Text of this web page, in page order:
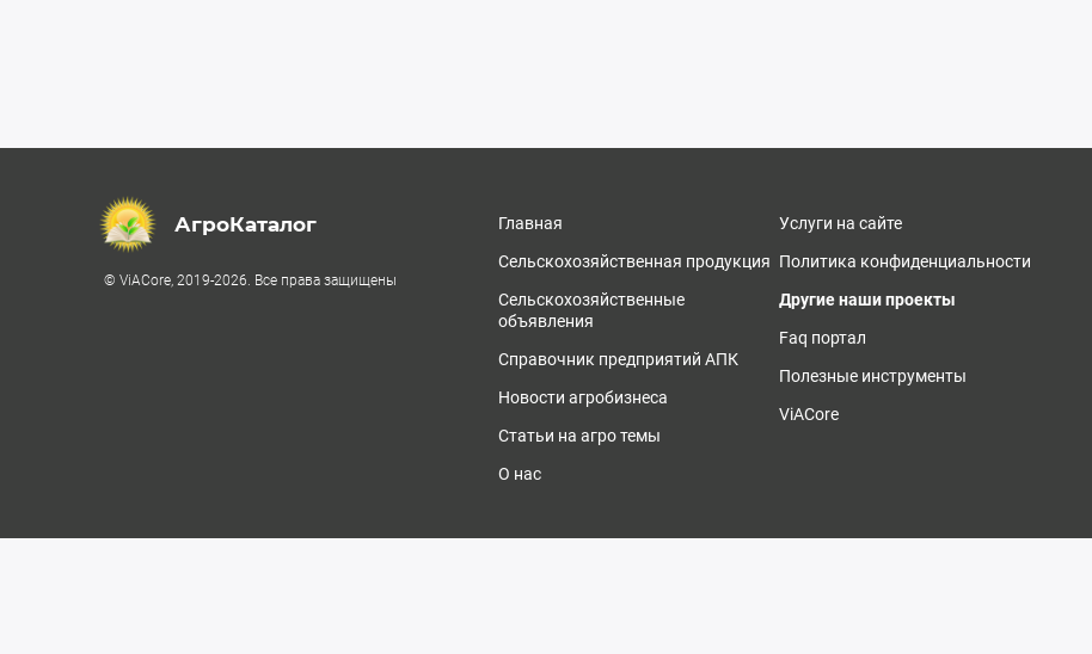
АгроКаталог
© ViACore, 2019-2026. Все права защищены
Главная
Сельскохозяйственная продукция
Сельскохозяйственные
объявления
Справочник предприятий АПК
Новости агробизнеса
Статьи на агро темы
О нас
Услуги на сайте
Политика конфиденциальности
Другие наши проекты
Faq портал
Полезные инструменты
ViACore